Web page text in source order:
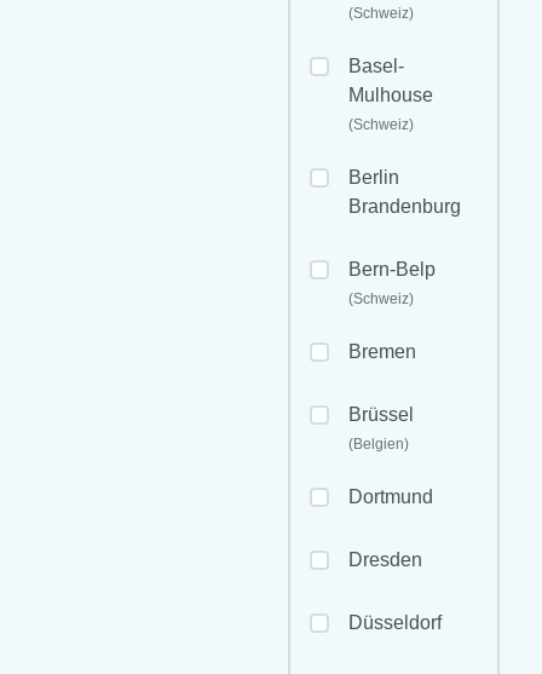
(Schweiz)
Basel-
Mulhouse
(Schweiz)
Berlin
Brandenburg
Bern-Belp
(Schweiz)
Bremen
Brüssel
(Belgien)
Dortmund
Dresden
Düsseldorf